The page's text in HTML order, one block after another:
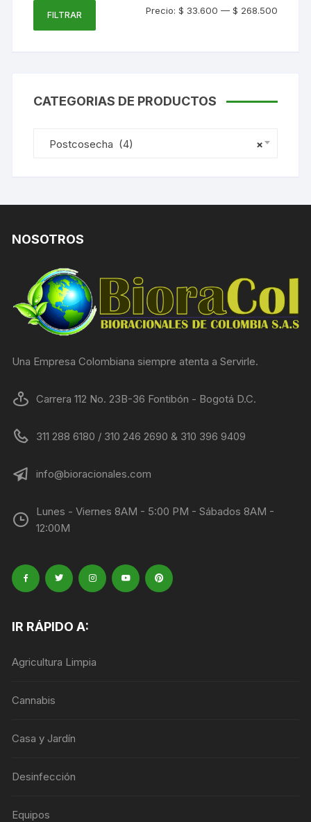
Precio
Precio
FILTRAR Precio: $ 33.600 — $ 268.500
CATEGORIAS DE PRODUCTOS
×
Postcosecha (4)
NOSOTROS
Una Empresa Colombiana siempre atenta a Servirle.
Carrera 112 No. 23B-36 Fontibón - Bogotá D.C.
311 288 6180 / 310 246 2690 & 310 396 9409
info@bioracionales.com
Lunes - Viernes 8AM - 5:00 PM - Sábados 8AM -
12:00M
IR RÁPIDO A:
Agricultura Limpia
Cannabis
Casa y Jardín
Desinfección
Equipos